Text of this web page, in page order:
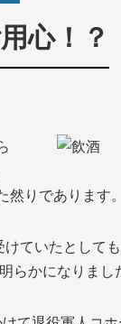
心！？
りであります。
ていたとして
らかになりまし